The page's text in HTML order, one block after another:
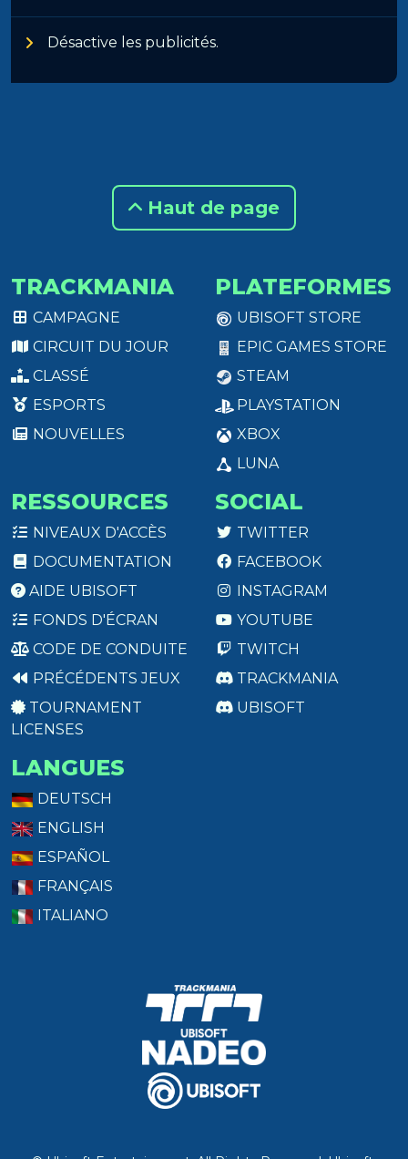
Désactive les publicités.
Haut de page
TRACKMANIA
CAMPAGNE
CIRCUIT DU JOUR
CLASSÉ
ESPORTS
NOUVELLES
PLATEFORMES
UBISOFT STORE
EPIC GAMES STORE
STEAM
PLAYSTATION
XBOX
LUNA
RESSOURCES
NIVEAUX D'ACCÈS
DOCUMENTATION
AIDE UBISOFT
FONDS D'ÉCRAN
CODE DE CONDUITE
PRÉCÉDENTS JEUX
TOURNAMENT
LICENSES
SOCIAL
TWITTER
FACEBOOK
INSTAGRAM
YOUTUBE
TWITCH
TRACKMANIA
UBISOFT
LANGUES
DEUTSCH
ENGLISH
ESPAÑOL
FRANÇAIS
ITALIANO